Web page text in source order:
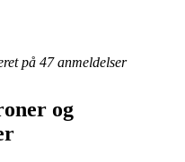
på 47anmeldelser
og